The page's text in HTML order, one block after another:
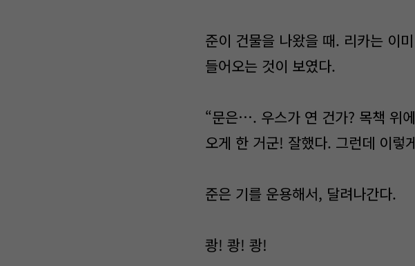
준이 건물을 나왔을 때. 리카는 이
들어오는 것이 보였다.
“문은…. 우스가 연 건가? 목책 위
오게 한 거군! 잘했다. 그런데 이렇
준은 기를 운용해서, 달려나간다.
쾅! 쾅! 쾅!